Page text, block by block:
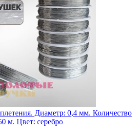
Диаметр: 0,4 мм. Количество
м. Цвет: серебро